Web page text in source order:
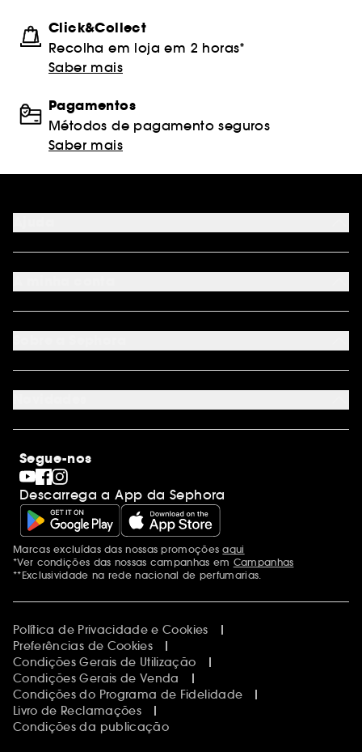
Click&Collect
Recolha em loja em 2 horas*
Saber mais
Pagamentos
Métodos de pagamento seguros
Saber mais
FAQ
Métodos de pagamento
Cartão oferta físico
Cartão oferta empresas
Site Map
Seguir encomenda
Programa de Fidelidade
Juntar Sephora
Sephora Prize 2026
Internacional
Descobrir a Sephora
Código promocional Sephora
Saldos
Dia dos Namorados
Dia do Pai
Dia da Mãe
Calendários do Advento
Singles' Day
Black Friday
Cyber Monday
Blue Monday
Segue-nos
Descarrega a App da Sephora
Menções adicionais
Marcas excluídas das nossas promoçõesaqui
*Ver condições das nossas campanhas em Campanhas
**Exclusividade na rede nacional de perfumarias.
Política de Privacidade e Cookies
Preferências de Cookies
Condições Gerais de Utilização
Condições Gerais de Venda
Condições do Programa de Fidelidade
Livro de Reclamações
Condições da publicação